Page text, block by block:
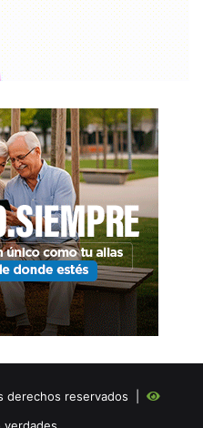
derechos reservados |
verdades